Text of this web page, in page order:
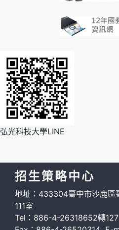
弘光科技大學LINE
招生策略中心
地址：433304臺中市沙鹿區
111室
Tel：886-4-26318652轉